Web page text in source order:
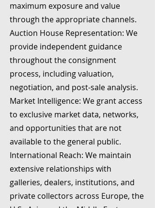
maximum exposure and value
through the appropriate channels.
Auction House Representation: We
provide independent guidance
throughout the consignment
process, including valuation,
negotiation, and post-sale analysis.
Market Intelligence: We grant access
to exclusive market data, networks,
and opportunities that are not
available to the general public.
International Reach: We maintain
extensive relationships with
galleries, dealers, institutions, and
private collectors across Europe, the